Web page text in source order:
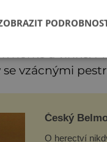
vod
,,atolů“
horké a vlhké.
vzácnými
Český
O herectví